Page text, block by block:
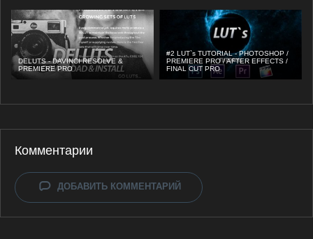
DELUTS - DAVINCI RESOLVE &
PREMIERE PRO
#2 LUT`s TUTORIAL - PHOTOSHOP /
PREMIERE PRO / AFTER EFFECTS /
FINAL CUT PRO
Комментарии
ДОБАВИТЬ КОММЕНТАРИЙ